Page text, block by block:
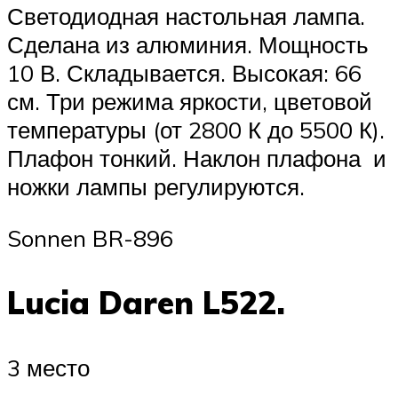
Светодиодная настольная лампа.
Сделана из алюминия. Мощность
10 В. Складывается. Высокая: 66
см. Три режима яркости, цветовой
температуры (от 2800 К до 5500 К).
Плафон тонкий. Наклон плафона и
ножки лампы регулируются.
Sonnen BR-896
Lucia Daren L522.
3 место